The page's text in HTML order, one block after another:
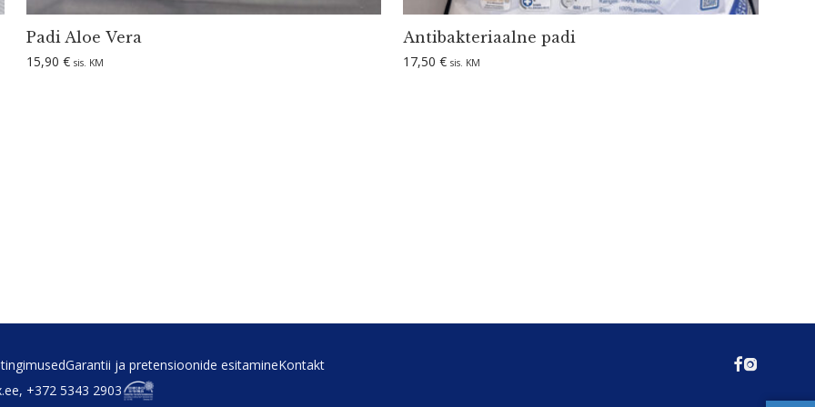
Padi Aloe Vera
15,90 € sis. KM
Antibak­te­riaalne padi
17,50€ sis. KM
Garantii ja preten­sioonide esitamineKontakt
+372 5343 2903